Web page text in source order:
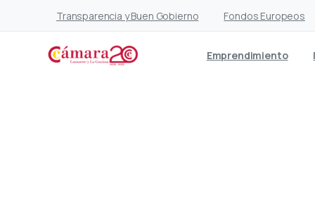
Transparencia y Buen Gobierno Fondos Europeos
Emprendimiento